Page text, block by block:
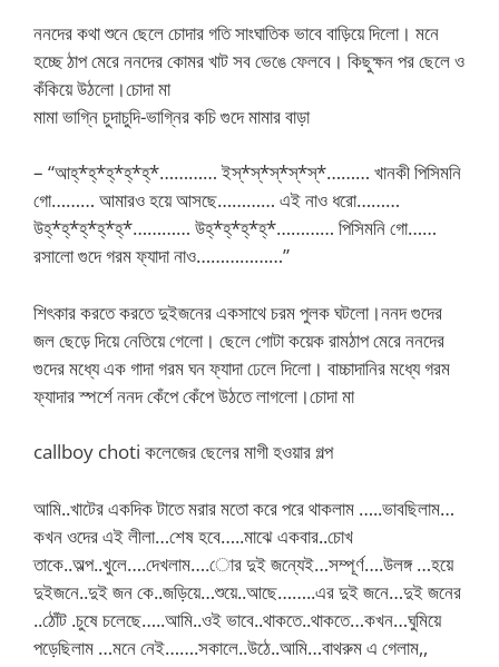
ননদের কথা শুনে ছেলে চোদার গতি সাংঘাতিক ভাবে বাড়িয়ে দিলো। মনে
হচ্ছে ঠাপ মেরে ননদের কোমর খাট সব ভেঙে ফেলবে। কিছুক্ষন পর ছেলে ও
কঁকিয়ে উঠলো।চোদা মা
মামা ভাগ্নি চুদাচুদি-ভাগ্নির কচি গুদে মামার বাড়া
– “আহ্*হ্*হ্*হ্*হ্*………… ইস্*স্*স্*স্*স্*……… খানকী পিসিমনি
গো……… আমারও হয়ে আসছে………… এই নাও ধরো………
উহ্*হ্*হ্*হ্*হ্*………… উহ্*হ্*হ্*হ্*………… পিসিমনি গো……
রসালো গুদে গরম ফ্যাদা নাও………………”
শিৎকার করতে করতে দুইজনের একসাথে চরম পুলক ঘটলো।ননদ গুদের
জল ছেড়ে দিয়ে নেতিয়ে গেলো। ছেলে গোটা কয়েক রামঠাপ মেরে ননদের
গুদের মধ্যে এক গাদা গরম ঘন ফ্যাদা ঢেলে দিলো। বাচ্চাদানির মধ্যে গরম
ফ্যাদার স্পর্শে ননদ কেঁপে কেঁপে উঠতে লাগলো।চোদা মা
callboy choti কলেজের ছেলের মাগী হওয়ার গল্প
আমি..খাটের একদিক টাতে মরার মতো করে পরে থাকলাম …..ভাবছিলাম…
কখন ওদের এই লীলা…শেষ হবে…..মাঝে একবার..চোখ
তাকে..অল্প..খুলে….দেখলাম….োর দুই জন্যেই…সম্পূর্ণ….উলঙ্গ …হয়ে
দুইজনে..দুই জন কে..জড়িয়ে…শুয়ে..আছে……..এর দুই জনে…দুই জনের
..ঠোঁট .চুষে চলেছে…..আমি..ওই ভাবে..থাকতে..থাকতে…কখন…ঘুমিয়ে
পড়েছিলাম …মনে নেই…….সকালে..উঠে..আমি…বাথরুম এ গেলাম,,